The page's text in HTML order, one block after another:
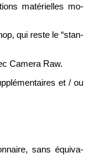
ma­té­rielles mo­
qui reste le “stan­
Ca­mera Raw.
et / ou
sans équi­va­